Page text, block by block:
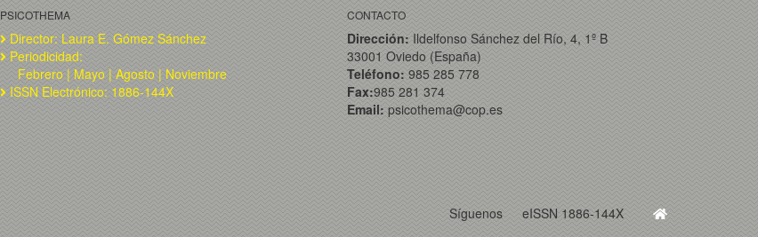
PSICOTHEMA
Director: Laura E. Gómez Sánchez
Periodicidad:
Febrero | Mayo | Agosto | Noviembre
ISSN Electrónico: 1886-144X
CONTACTO
Dirección: Ildelfonso Sánchez del Río, 4, 1º B
33001 Oviedo (España)
Teléfono: 985 285 778
Fax:985 281 374
Email: psicothema@cop.es
Síguenos eISSN 1886-144X